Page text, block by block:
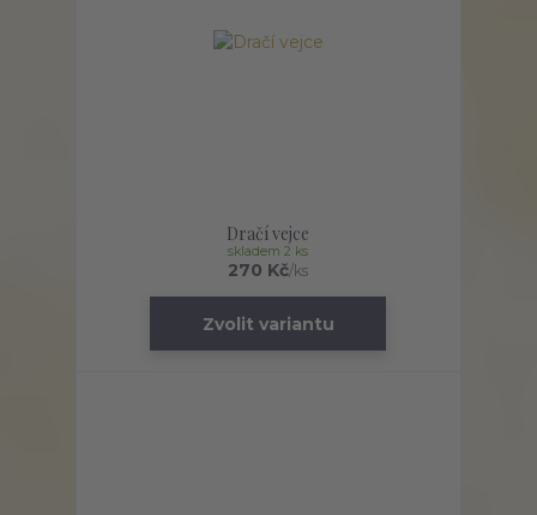
Dračí vejce
270 Kč/ks
skladem 2 ks
Zvolit variantu